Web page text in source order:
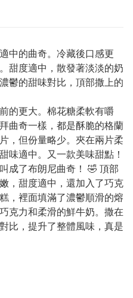
中的曲奇。冷藏後口感更
甜度適中，散發著淡淡的奶
鬱的甜味對比，頂部撒上的
的更大。棉花糖柔軟有嚼
曲奇一樣，都是酥脆的格蘭
，但份量略少。夾在兩片柔
味適中。又一款美味甜點！
成了布朗尼曲奇！ 🤣 頂部
，甜度適中，還加入了巧克
，裡面填滿了濃鬱順滑的熔
克力和柔滑的鮮牛奶。撒在
比，提升了整體風味，真是